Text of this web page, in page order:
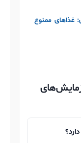
غذاهای ممنوع